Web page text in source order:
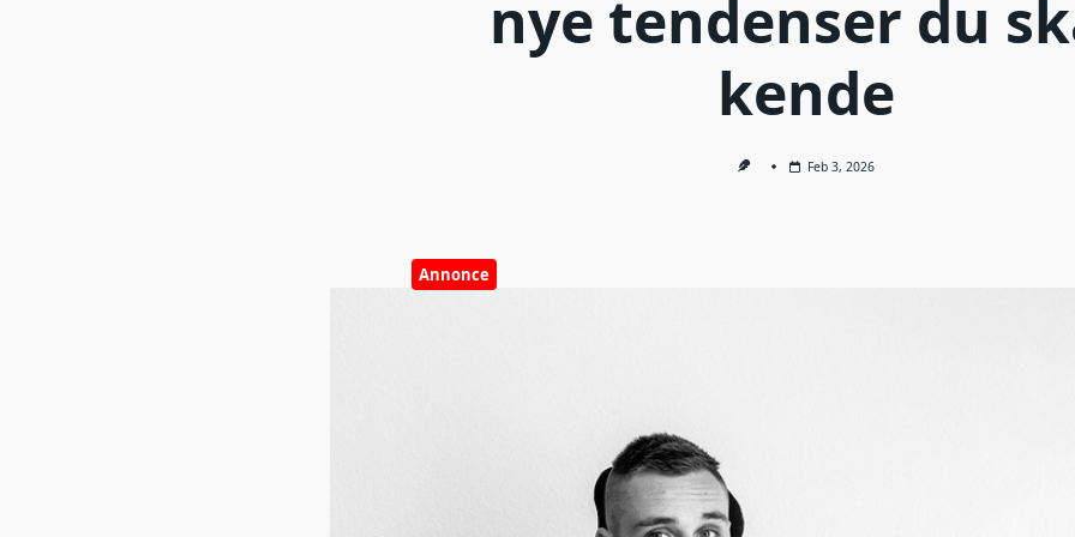
nye tendenser du
kende
Feb 3, 2026
Annonce